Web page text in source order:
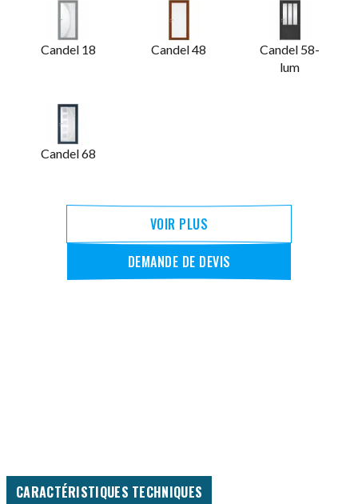
Candel 18 Candel 48
Candel 58-
lum
Candel 68
VOIR PLUS
DEMANDE DE DEVIS
CARACTÉRISTIQUES TECHNIQUES